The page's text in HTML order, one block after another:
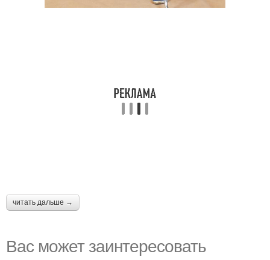
читать дальше →
Вас может заинтересовать